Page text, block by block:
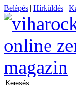
Belépés | Hírküldés |